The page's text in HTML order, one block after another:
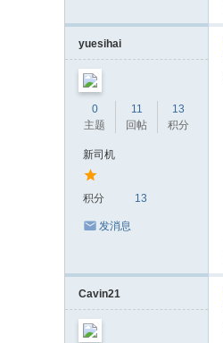
yuesihai
0
主题
11
回帖
13
积分
新司机
积分 13
发消息
Cavin21